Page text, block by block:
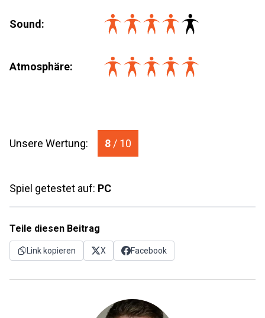
Sound:
Atmosphäre:
Unsere Wertung: 8 / 10
Spiel getestet auf: PC
Teile diesen Beitrag
Link kopieren X Facebook